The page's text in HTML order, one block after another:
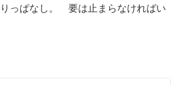
っぱなし。 要は止まらなければい